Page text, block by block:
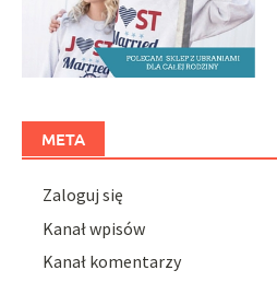
META
Zaloguj się
Kanał wpisów
Kanał komentarzy